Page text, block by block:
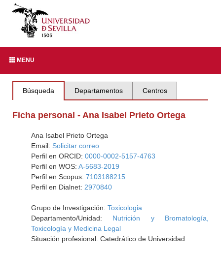
MENU
Búsqueda Departamentos Centros
Ficha personal - Ana Isabel Prieto Ortega
Ana Isabel Prieto Ortega
Email: Solicitar correo
Perfil en ORCID: 0000-0002-5157-4763
Perfil en WOS: A-5683-2019
Perfil en Scopus: 7103188215
Perfil en Dialnet: 2970840
Grupo de Investigación: Toxicologia
Departamento/Unidad: Nutrición y Bromatología,
Toxicología y Medicina Legal
Situación profesional: Catedrático de Universidad